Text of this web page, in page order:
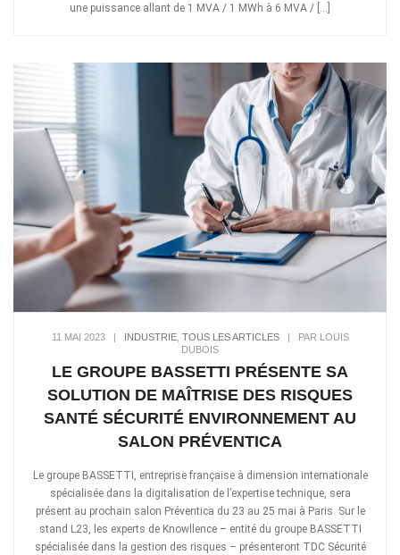
une puissance allant de 1 MVA / 1 MWh à 6 MVA / […]
11 MAI 2023| INDUSTRIE, TOUS LES ARTICLES|
PAR LOUIS
DUBOIS
LE GROUPE BASSETTI PRÉSENTE SA
SOLUTION DE MAÎTRISE DES RISQUES
SANTÉ SÉCURITÉ ENVIRONNEMENT AU
SALON PRÉVENTICA
Le groupe BASSETTI, entreprise française à dimension internationale
spécialisée dans la digitalisation de l’expertise technique, sera
présent au prochain salon Préventica du 23 au 25 mai à Paris. Sur le
stand L23, les experts de Knowllence – entité du groupe BASSETTI
spécialisée dans la gestion des risques – présenteront TDC Sécurité